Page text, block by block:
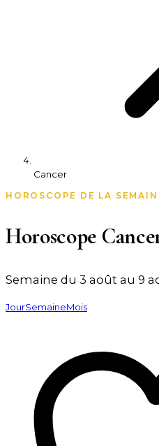
Cancer
HOROSCOPE DE LA
Horoscope
Semaine du 3 août au 9
JourSemaineMois